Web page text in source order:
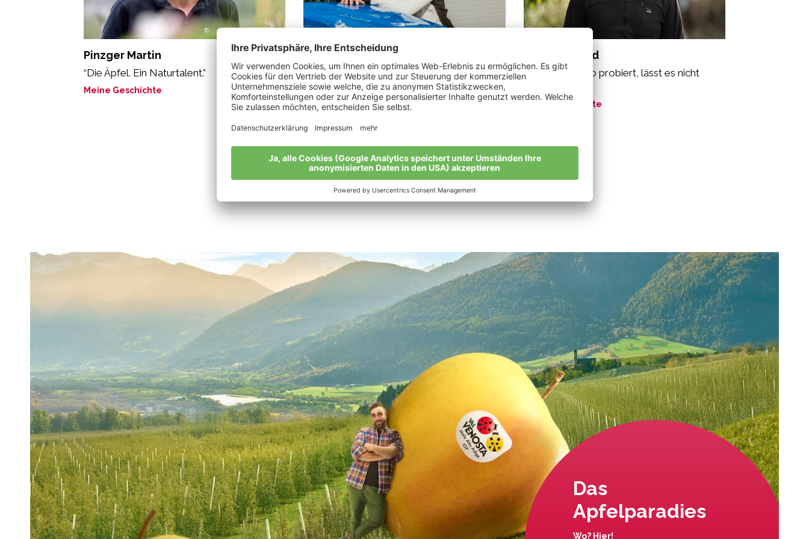
Pinzger Martin
“Die Äpfel. Ein Naturtalent.”
Meine Geschichte
Forcher Martin
„Wir betreiben Bodybuilding für Nützlinge!“
Meine Geschichte
Mair Bernhard
„Wer einmal Bio probiert, lässt es nicht
Meine Geschichte
Alle Bio-Bauern im Überblick
Das
Apfelparadies
Wo? Hier!